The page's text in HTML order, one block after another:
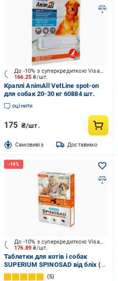
166.25₴/шт.
До -10% з суперкредиткою Visa Вигода
Краплі AnimAll VetLine spot-on
для собак 20-30 кг 60884 шт.
оцінити
175 ₴/шт.
Cамовивіз Доставимо
176.89₴/шт.
До -10% з суперкредиткою Visa Вигода
Таблетки для котів і собак
SUPERIUM SPINOSAD від бліх (5
- 10 кг)
5